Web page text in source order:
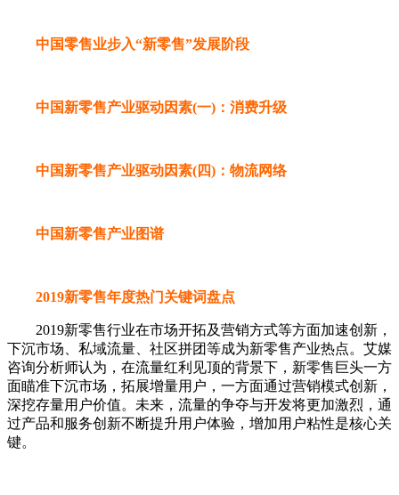
中国零售业步入“新零售”发展阶段
中国新零售产业驱动因素(一)：消费升级
中国新零售产业驱动因素(四)：物流网络
中国新零售产业图谱
2019新零售年度热门关键词盘点
2019新零售行业在市场开拓及营销方式等方面加速创新，
下沉市场、私域流量、社区拼团等成为新零售产业热点。艾媒
咨询分析师认为，在流量红利见顶的背景下，新零售巨头一方
面瞄准下沉市场，拓展增量用户，一方面通过营销模式创新，
深挖存量用户价值。未来，流量的争夺与开发将更加激烈，通
过产品和服务创新不断提升用户体验，增加用户粘性是核心关
键。